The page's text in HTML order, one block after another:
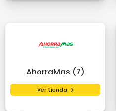
AhorraMas (7)
Ver tienda →